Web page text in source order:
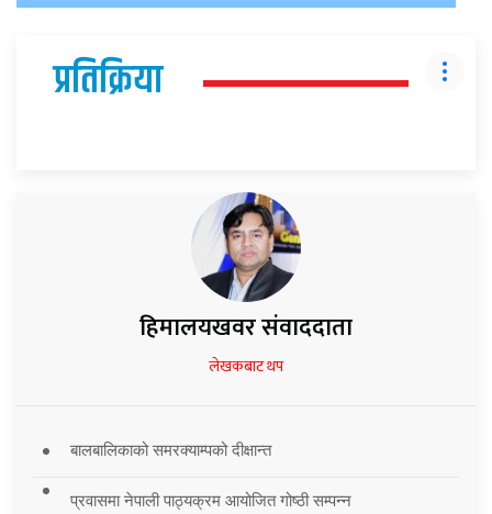
प्रतिक्रिया
हिमालयखवर संवाददाता
लेखकबाट थप
बालबालिकाको समरक्याम्पको दीक्षान्त
प्रवासमा नेपाली पाठ्यक्रम आयोजित गोष्ठी सम्पन्न